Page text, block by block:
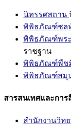
นิทรรศสถาน
พิพิธภัณฑ์ชล
พิพิธภัณฑ์พร
ราชฐาน
พิพิธภัณฑ์พืช
พิพิธภัณฑ์สมุ
สารสนเทศและการ
สำนักงานวิท